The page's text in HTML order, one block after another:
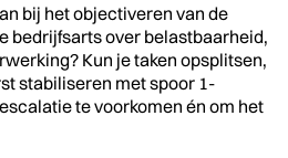
bij het objectiveren van de
bedrijfsarts over belastbaarheid,
Kun je taken opsplitsen,
stabiliseren met spoor 1-
te voorkomen én om het